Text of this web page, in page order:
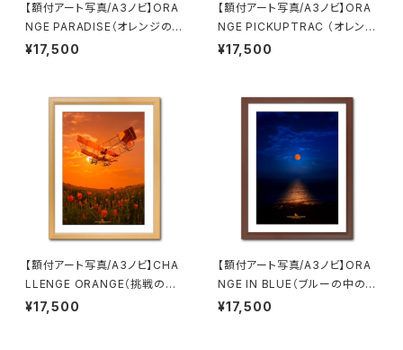
【額付アート写真/A3ノビ】ORA
NGE PARADISE（オレンジの楽
園）
¥17,500
【額付アート写真/A3ノビ】ORA
NGE PICKUPTRAC （オレンジ
ピックアップトラック）
¥17,500
【額付アート写真/A3ノビ】CHA
LLENGE ORANGE（挑戦のオ
レンジ）（縦）
¥17,500
【額付アート写真/A3ノビ】ORA
NGE IN BLUE（ブルーの中のオ
レンジ）
¥17,500